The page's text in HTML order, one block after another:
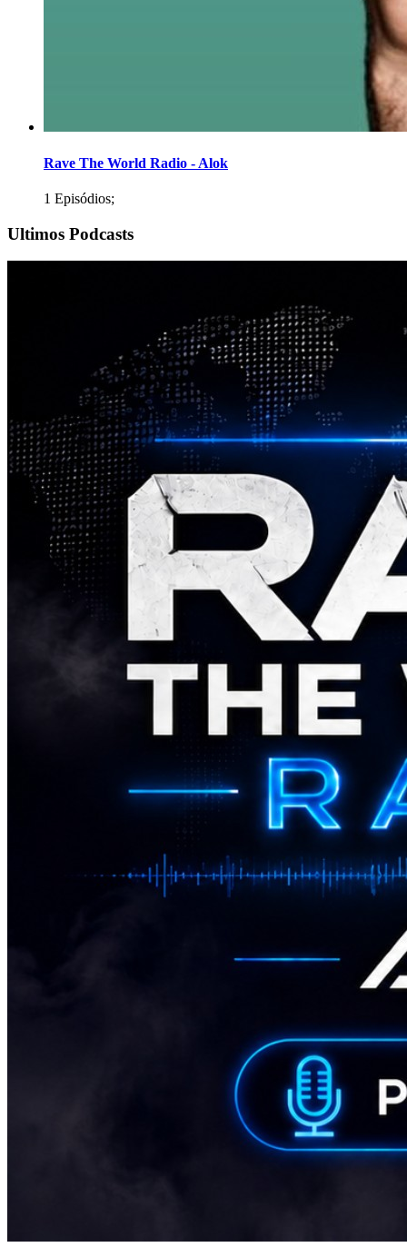
Rave The World Radio - Alok
1 Episódios;
Ultimos Podcasts